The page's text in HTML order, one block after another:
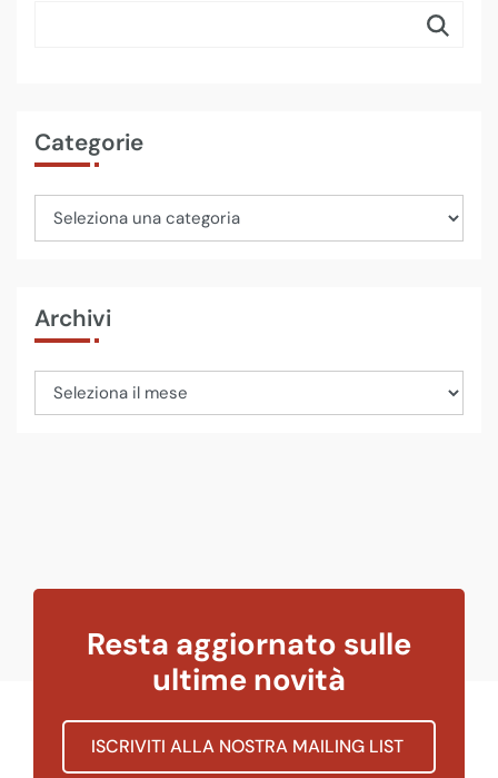
Categorie
Archivi
Resta aggiornato sulle
ultime novità
ISCRIVITI ALLA NOSTRA MAILING LIST